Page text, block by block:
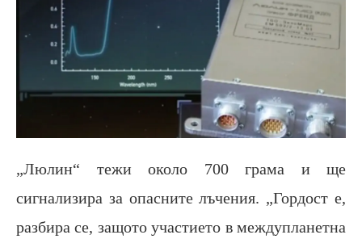
„Люлин“ тежи около 700 грама и ще
сигнализира за опасните лъчения. „Гордост е,
разбира се, защото участието в междупланетна